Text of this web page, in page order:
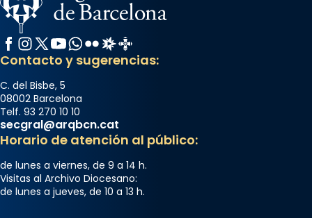
Facebook
Instagram
X / Twitter
YouTube
WhatsApp
FlickrRadio Estel
Catalunya Cristiana
Contacto y sugerencias:
C. del Bisbe, 5
08002 Barcelona
Telf. 93 270 10 10
secgral@arqbcn.cat
Horario de atención al público:
de lunes a viernes, de 9 a 14 h.
Visitas al Archivo Diocesano:
de lunes a jueves, de 10 a 13 h.